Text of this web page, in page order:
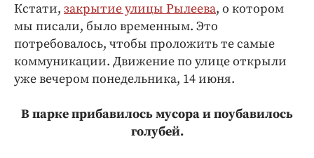
Кстати, закрытие улицы Рылеева, о котором
мы писали, было временным. Это
потребовалось, чтобы проложить те самые
коммуникации. Движение по улице открыли
уже вечером понедельника, 14 июня.
В парке прибавилось мусора и поубавилось
голубей.